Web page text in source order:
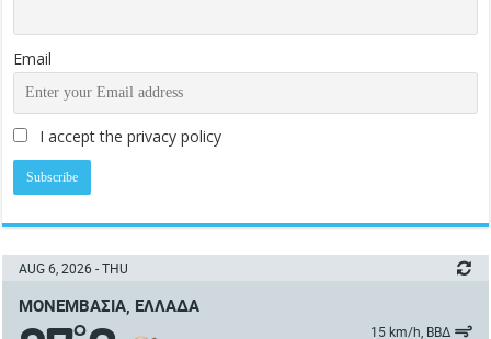
Email
I accept the privacy policy
AUG 6, 2026 - THU
ΜΟΝΕΜΒΑΣΙΆ, ΕΛΛΆΔΑ
15 km/h, ΒΒΔ